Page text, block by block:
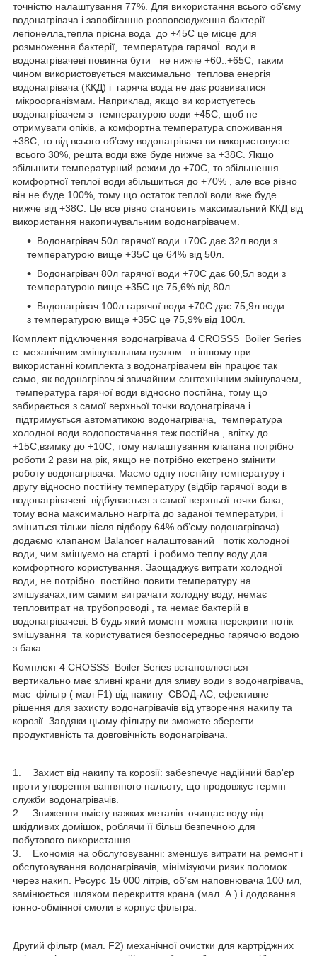
точністю налаштування 77%. Для використання всього об’єму
водонагрівача і запобіганню розповсюдження бактерії
легіонелла,тепла прісна вода до +45С це місце для
розмноження бактерії, температура гарячоЇ води в
водонагрівачеві повинна бути не нижче +60..+65С, таким
чином використовується максимально теплова енергія
водонагрівача (ККД) і гаряча вода не дає розвиватися
мікроорганізмам. Наприклад, якщо ви користуєтесь
водонагрівачем з температурою води +45С, щоб не
отримувати опіків, а комфортна температура споживання
+38С, то від всього об’єму водонагрівача ви використовуєте
всього 30%, решта води вже буде нижче за +38С. Якщо
збільшити температурний режим до +70С, то збільшення
комфортної теплої води збільшиться до +70% , але все рівно
він не буде 100%, тому що остаток теплої води вже буде
нижче від +38С. Це все рівно становить максимальний ККД від
використання накопичувальним водонагрівачем.
Водонагрівач 50л гарячої води +70С дає 32л води з
температурою вище +35С це 64% від 50л.
Водонагрівач 80л гарячої води +70С дає 60,5л води з
температурою вище +35С це 75,6% від 80л.
Водонагрівач 100л гарячої води +70С дає 75,9л води
з температурою вище +35С це 75,9% від 100л.
Комплект підключення водонагрівача 4 CROSSS Boiler Series
є механічним змішувальним вузлом в іншому при
використанні комплекта з водонагрівачем він працює так
само, як водонагрівач зі звичайним сантехнічним змішувачем,
температура гарячої води відносно постійна, тому що
забирається з самої верхньої точки водонагрівача і
підтримується автоматикою водонагрівача, температура
холодної води водопостачання теж постійна , влітку до
+15С,взимку до +10С, тому налаштування клапана потрібно
роботи 2 рази на рік, якщо не потрібно екстрено змінити
роботу водонагрівача. Маємо одну постійну температуру і
другу відносно постійну температуру (відбір гарячої води в
водонагрівачеві відбувається з самої верхньої точки бака,
тому вона максимально нагріта до заданої температури, і
зміниться тільки після відбору 64% об’єму водонагрівача)
додаємо клапаном Balancer налаштований потік холодної
води, чим змішуємо на старті і робимо теплу воду для
комфортного користування. Заощаджує витрати холодної
води, не потрібно постійно ловити температуру на
змішувачах,тим самим витрачати холодну воду, немає
тепловитрат на трубопроводі , та немає бактерій в
водонагрівачеві. В будь який момент можна перекрити потік
змішування та користуватися безпосередньо гарячою водою
з бака.
Комплект 4 CROSSS Boiler Series встановлюється
вертикально має зливні крани для зливу води з водонагрівача,
має фільтр ( мал F1) від накипу СВОД-АС, ефективне
рішення для захисту водонагрівачів від утворення накипу та
корозії. Завдяки цьому фільтру ви зможете зберегти
продуктивність та довговічність водонагрівача.
1. Захист від накипу та корозії: забезпечує надійний бар'єр
проти утворення вапняного нальоту, що продовжує термін
служби водонагрівачів.
2. Зниження вмісту важких металів: очищає воду від
шкідливих домішок, роблячи її більш безпечною для
побутового використання.
3. Економія на обслуговуванні: зменшує витрати на ремонт і
обслуговування водонагрівачів, мінімізуючи ризик поломок
через накип. Ресурс 15 000 літрів, об’єм наповнювача 100 мл,
замінюється шляхом перекриття крана (мал. А.) і додовання
іонно-обмінної смоли в корпус фільтра.
Другий фільтр (мал. F2) механічної очистки для картріджних